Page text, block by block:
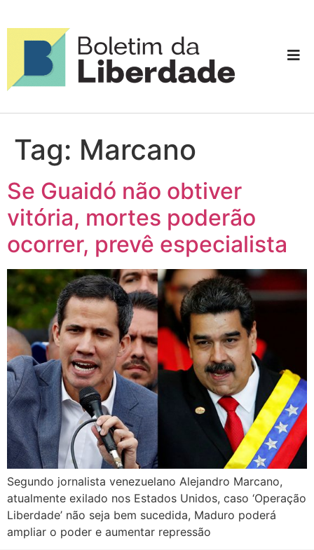
Tag: Marcano
Se Guaidó não obtiver
vitória, mortes poderão
ocorrer, prevê especialista
Segundo jornalista venezuelano Alejandro Marcano,
atualmente exilado nos Estados Unidos, caso ‘Operação
Liberdade’ não seja bem sucedida, Maduro poderá
ampliar o poder e aumentar repressão